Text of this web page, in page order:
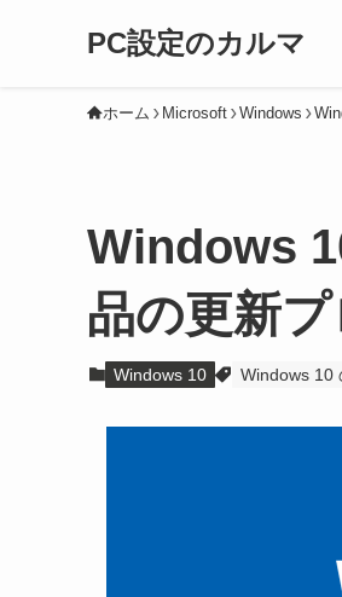
PC設定のカルマ
ホーム Microsoft Windows
Windows
品の更新
Windows 10 Windows 10